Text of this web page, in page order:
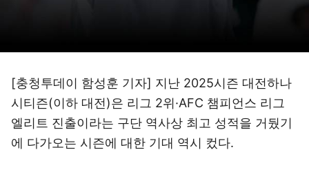
[충청투데이 함성훈 기자] 지난 2025시즌 대전하나
시티즌(이하 대전)은 리그 2위·AFC 챔피언스 리그
엘리트 진출이라는 구단 역사상 최고 성적을 거뒀기
에 다가오는 시즌에 대한 기대 역시 컸다.